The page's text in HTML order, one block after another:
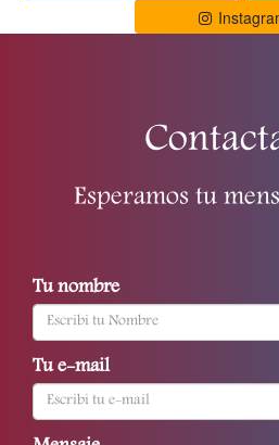
Esperamos tu
Tu nombre
Tu e-mail